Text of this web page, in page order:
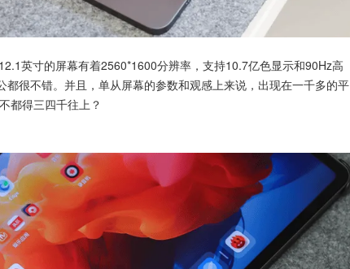
英寸的屏幕有着2560*1600分辨率，支持10.7亿色显示和90Hz高
很不错。并且，单从屏幕的参数和观感上来说，出现在一千多的平
都得三四千往上？